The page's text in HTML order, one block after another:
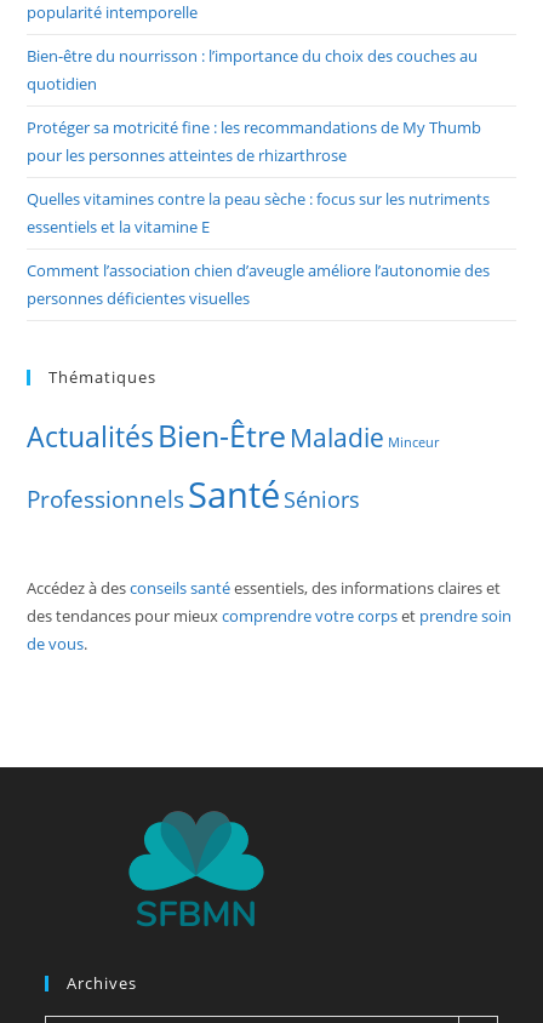
popularité intemporelle
Bien-être du nourrisson : l’importance du choix des couches au
quotidien
Protéger sa motricité fine : les recommandations de My Thumb
pour les personnes atteintes de rhizarthrose
Quelles vitamines contre la peau sèche : focus sur les nutriments
essentiels et la vitamine E
Comment l’association chien d’aveugle améliore l’autonomie des
personnes déficientes visuelles
Thématiques
ActualitésBien-Être Maladie Minceur
ProfessionnelsSanté Séniors
Accédez à desconseils santéessentiels, des informations claires et
des tendances pour mieuxcomprendre votre corpset prendre soin
de vous.
Archives